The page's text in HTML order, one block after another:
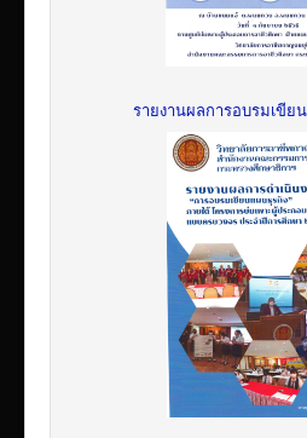
รายงานผลการอบรมเขี